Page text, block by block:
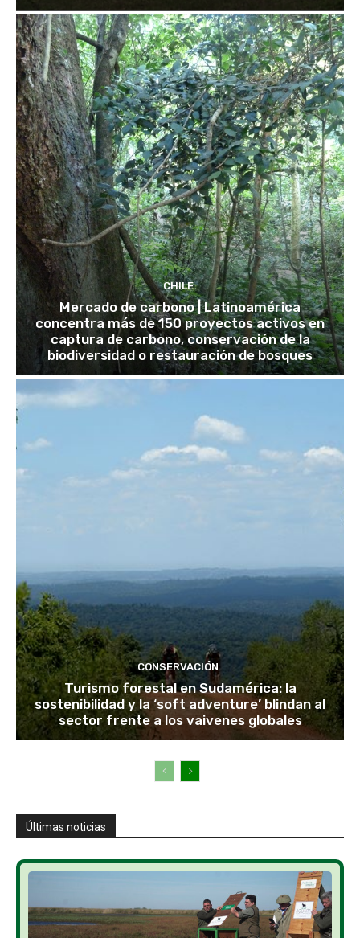
CHILE
Mercado de carbono | Latinoamérica
concentra más de 150 proyectos activos en
captura de carbono, conservación de la
biodiversidad o restauración de bosques
CONSERVACIÓN
Turismo forestal en Sudamérica: la
sostenibilidad y la ‘soft adventure’ blindan al
sector frente a los vaivenes globales
Últimas noticias